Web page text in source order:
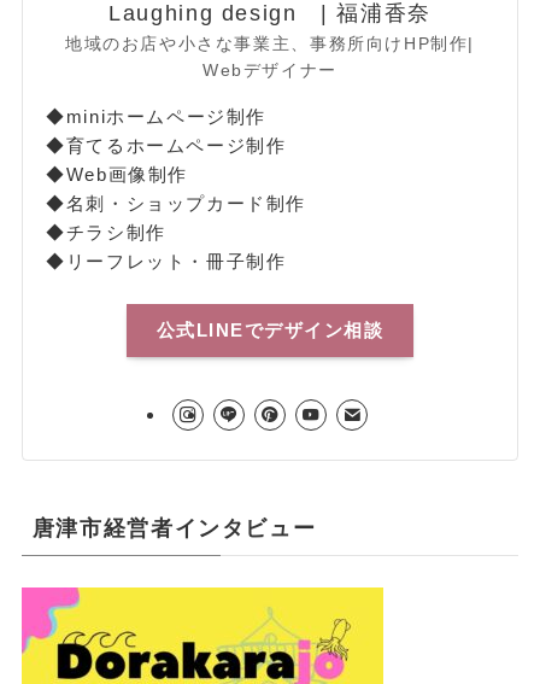
Laughing design | 福浦香奈
地域のお店や小さな事業主、事務所向けHP制作|
Webデザイナー
◆miniホームページ制作
◆育てるホームページ制作
◆Web画像制作
◆名刺・ショップカード制作
◆チラシ制作
◆リーフレット・冊子制作
公式LINEでデザイン相談
唐津市経営者インタビュー